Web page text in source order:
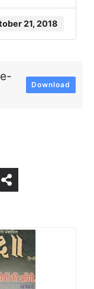
21, 2018
Download